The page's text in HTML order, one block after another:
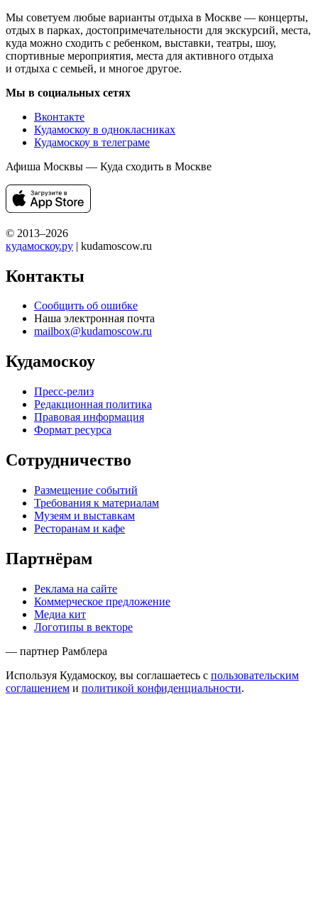
Мы советуем любые варианты отдыха в Москве — концерты,
отдых в парках, достопримечательности для экскурсий, места,
куда можно сходить с ребенком, выставки, театры, шоу,
спортивные мероприятия, места для активного отдыха
и отдыха с семьей, и многое другое.
Мы в социальных сетях
Вконтакте
Кудамоскоу в однокласниках
Кудамоскоу в телеграме
Афиша Москвы — Куда сходить в Москве
© 2013–2026
кудамоскоу.ру | kudamoscow.ru
Контакты
Сообщить об ошибке
Наша электронная почта
mailbox@kudamoscow.ru
Кудамоскоу
Пресс-релиз
Редакционная политика
Правовая информация
Формат ресурса
Сотрудничество
Размещение событий
Требования к материалам
Музеям и выставкам
Ресторанам и кафе
Партнёрам
Реклама на сайте
Коммерческое предложение
Медиа кит
Логотипы в векторе
— партнер Рамблера
Используя Кудамоскоу, вы соглашаетесь с пользовательским
соглашением и политикой конфиденциальности.